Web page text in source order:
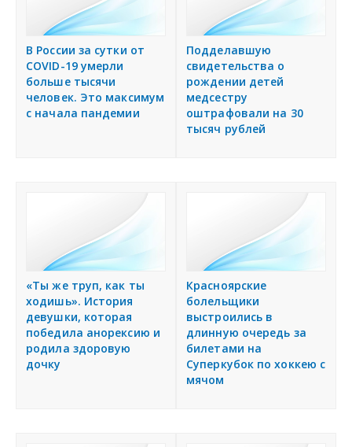
В России за сутки от
COVID-19 умерли
больше тысячи
человек. Это максимум
с начала пандемии
Подделавшую
свидетельства о
рождении детей
медсестру
оштрафовали на 30
тысяч рублей
«Ты же труп, как ты
ходишь». История
девушки, которая
победила анорексию и
родила здоровую
дочку
Красноярские
болельщики
выстроились в
длинную очередь за
билетами на
Суперкубок по хоккею с
мячом